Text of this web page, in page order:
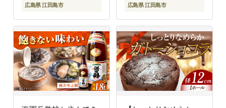
広島県 江田島市 広島県 江田島市